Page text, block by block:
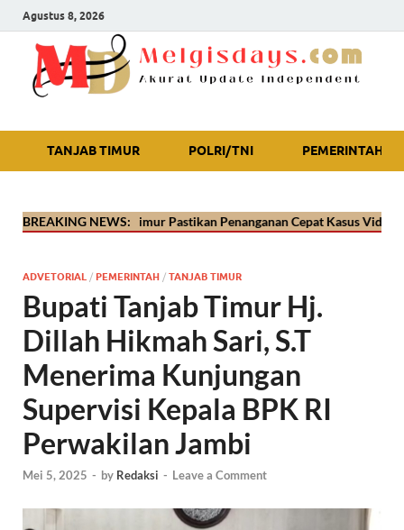
Agustus 8, 2026
Akurat Update Independent
TANJAB TIMUR POLRI/TNI PEMERINTAH
BREAKING NEWS:
Tanjab Timur Pastikan Penanganan Cepat Kasus Video Viral
ADVETORIAL / PEMERINTAH / TANJAB TIMUR
Bupati Tanjab Timur Hj.
Dillah Hikmah Sari, S.T
Menerima Kunjungan
Supervisi Kepala BPK RI
Perwakilan Jambi
Mei 5, 2025 - by Redaksi - Leave a Comment